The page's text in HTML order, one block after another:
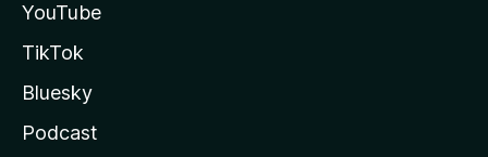
YouTube
TikTok
Bluesky
Podcast